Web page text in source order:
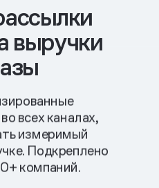
выручки
всех каналах,
измеримый
Подкреплено
компаний.